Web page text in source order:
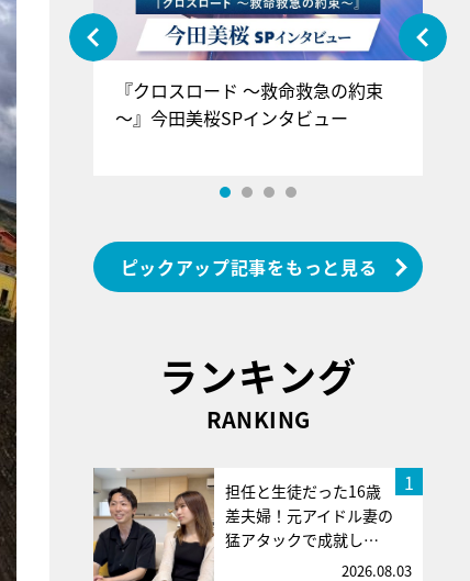
LOV
ンタ
『クロスロード ～救命救急の約束
～』今田美桜SPインタビュー
ピックアップ記事をもっと見る
ランキング
RANKING
1
担任と生徒だった16歳
差夫婦！元アイドル妻の
猛アタックで成就し…
2026.08.03